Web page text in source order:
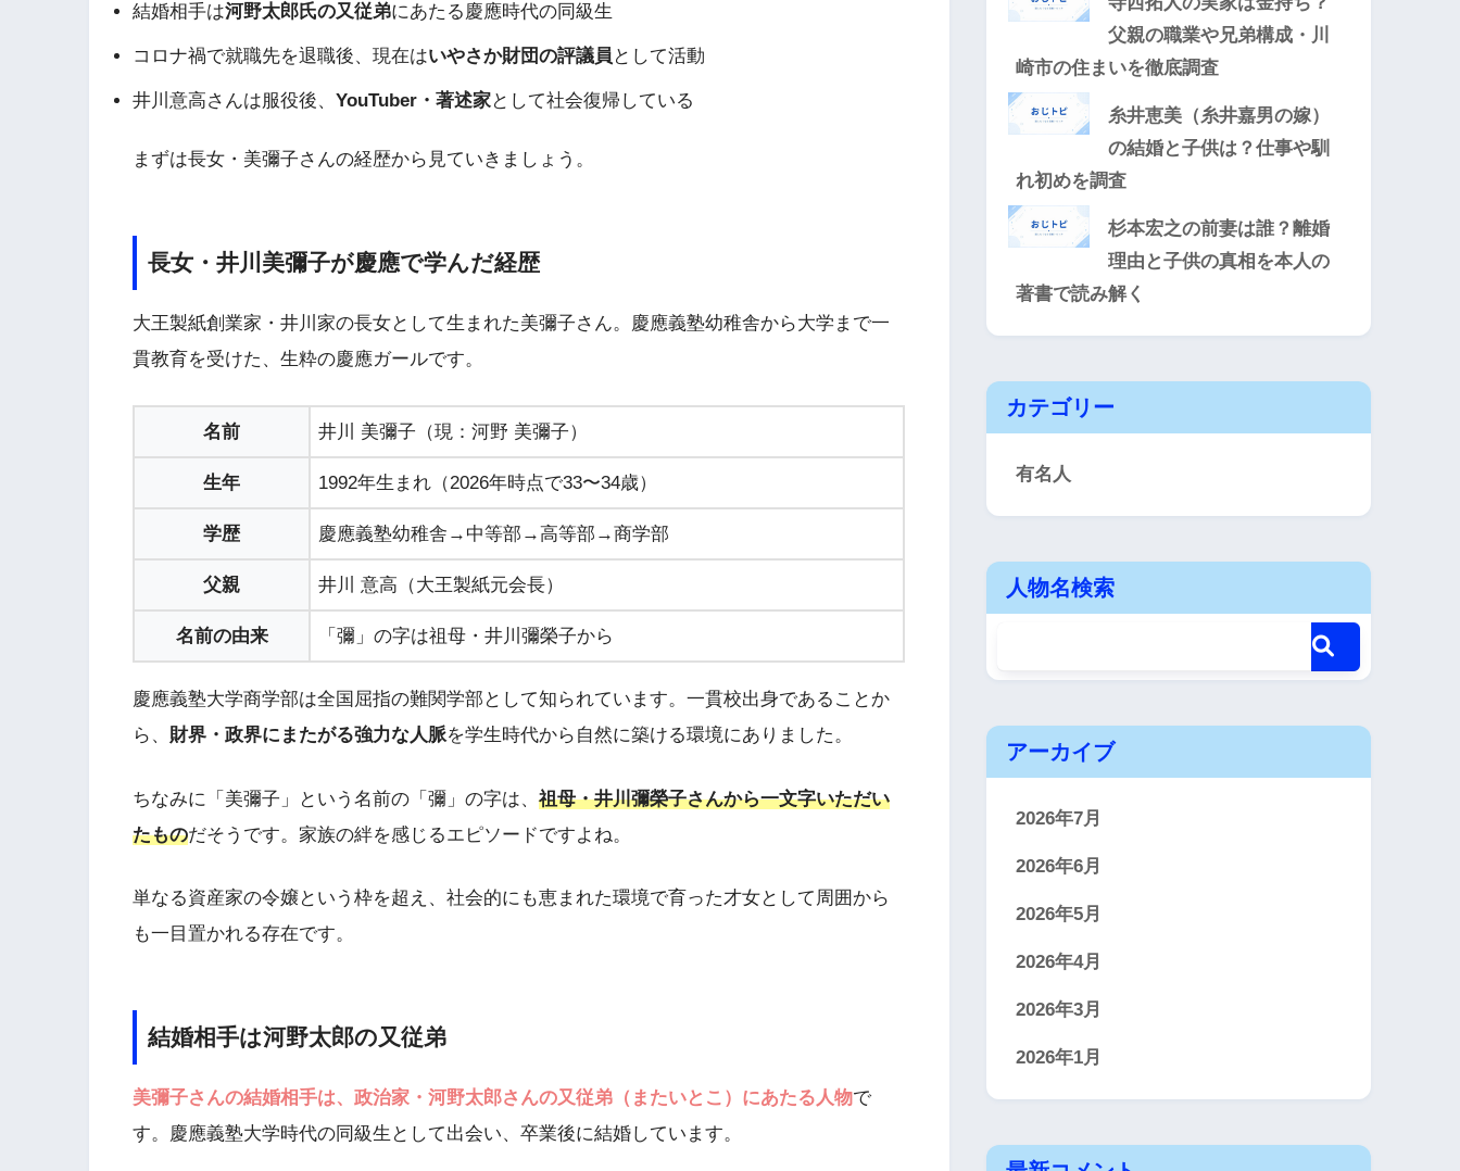
結婚相手は河野太郎氏の又従弟にあたる慶應時代の同級生
コロナ禍で就職先を退職後、現在はいやさか財団の評議員 として活動
井川意高さんは服役後、 YouTuber・著述家として社会復帰している
まずは長女・美彌子さんの経歴から見ていきましょう。
長女・井川美彌子が慶應で学んだ経歴
大王製紙創業家・井川家の長女として生まれた美彌子さん。慶應義塾幼稚舎から大学まで一
貫教育を受けた、生粋の慶應ガールです。
名前 井川 美彌子（現：河野 美彌子）
生年 1992年生まれ（2026年時点で33〜34歳）
学歴 慶應義塾幼稚舎→中等部→高等部→商学部
父親 井川 意高（大王製紙元会長）
名前の由来 「彌」の字は祖母・井川彌榮子から
慶應義塾大学商学部は全国屈指の難関学部として知られています。一貫校出身であることか
ら、 財界・政界にまたがる強力な人脈を学生時代から自然に築ける環境にありました。
ちなみに「美彌子」という名前の「彌」の字は、 祖母・井川彌榮子さんから一文字いただい
たものだそうです。家族の絆を感じるエピソードですよね。
単なる資産家の令嬢という枠を超え、社会的にも恵まれた環境で育った才女として周囲から
も一目置かれる存在です。
結婚相手は河野太郎の又従弟
美彌子さんの結婚相手は、政治家・河野太郎さんの又従弟（またいとこ）にあたる人物で
す。慶應義塾大学時代の同級生として出会い、卒業後に結婚しています。
父親の職業や兄弟構成・川
崎市の住まいを徹底調査
糸井恵美（糸井嘉男の嫁）
の結婚と子供は？仕事や馴
れ初めを調査
杉本宏之の前妻は誰？離婚
理由と子供の真相を本人の
著書で読み解く
カテゴリー
有名人
人物名検索
アーカイブ
2026年7月
2026年6月
2026年5月
2026年4月
2026年3月
2026年1月